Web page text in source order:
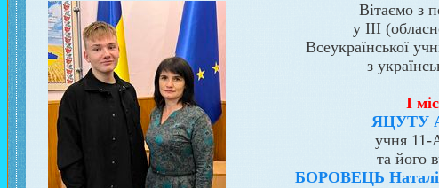
Вітаємо з
у III
Всеукраїнської
з
I
ЯЦУТУ
учня 11-
та його
БОРОВЕЦЬ